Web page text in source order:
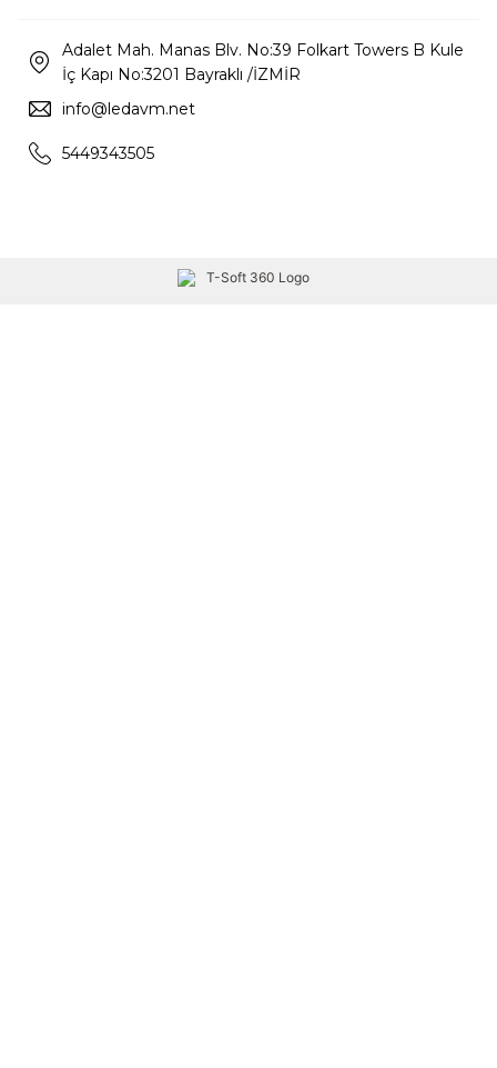
Adalet Mah. Manas Blv. No:39 Folkart Towers B Kule
İç Kapı No:3201 Bayraklı /İZMİR
info@ledavm.net
5449343505